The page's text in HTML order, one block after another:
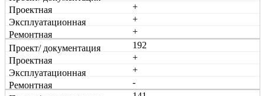
+
+
+
192
+
+
-